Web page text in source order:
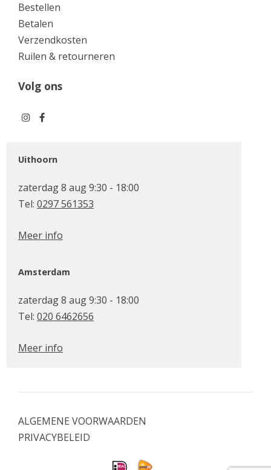
Bestellen
Betalen
Verzendkosten
Ruilen & retourneren
Volg ons
Uithoorn
zaterdag 8 aug 9:30 - 18:00
Tel: 0297 561353
Meer info
Amsterdam
zaterdag 8 aug 9:30 - 18:00
Tel: 020 6462656
Meer info
ALGEMENE VOORWAARDEN
PRIVACYBELEID